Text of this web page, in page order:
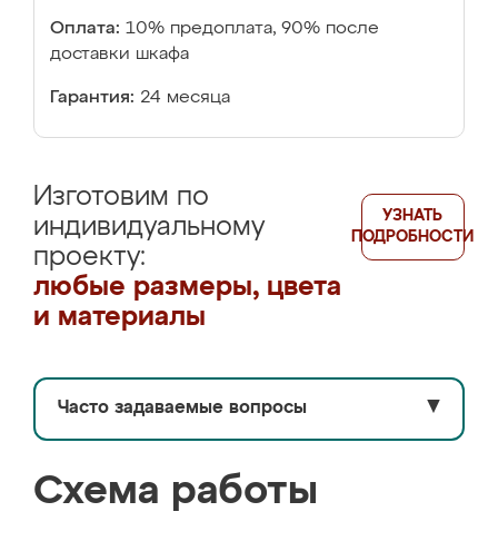
Оплата: 10% предоплата, 90% после
доставки шкафа
Гарантия: 24 месяца
Изготовим по
индивидуальному
проекту:
любые размеры, цвета
и материалы
УЗНАТЬ
ПОДРОБНОСТИ
Часто задаваемые вопросы ▼
Схема работы